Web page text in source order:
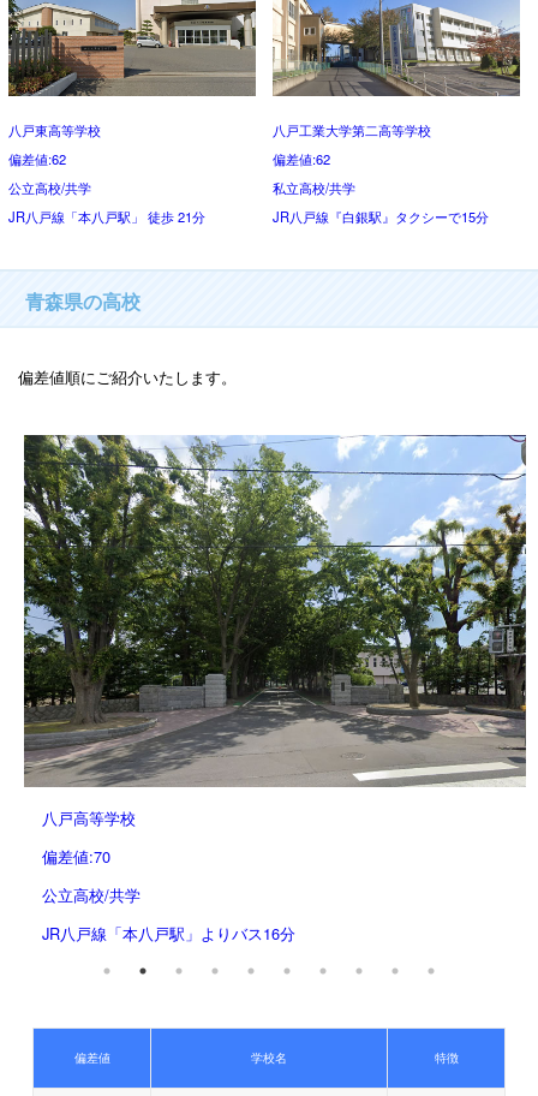
八戸東高等学校
偏差値:62
公立高校/共学
JR八戸線「本八戸駅」 徒歩 21分
八戸工業大学第二高等学校
偏差値:62
私立高校/共学
JR八戸線『白銀駅』タクシーで15分
青森県の高校
偏差値順にご紹介いたします。
八戸高等学校
偏差値:70
公立高校/共学
JR八戸線「本八戸駅」よりバス16分
偏差値 学校名 特徴